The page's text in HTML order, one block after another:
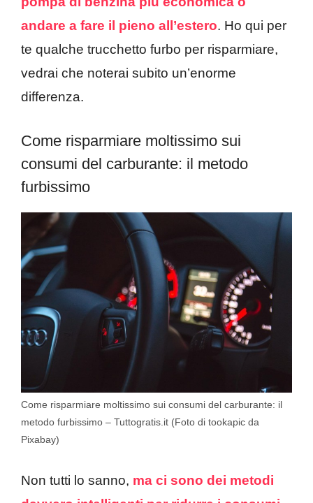
andare a fare il pieno all’estero. Ho qui per
te qualche trucchetto furbo per risparmiare,
vedrai che noterai subito un’enorme
differenza.
Come risparmiare moltissimo sui
consumi del carburante: il metodo
furbissimo
Come risparmiare moltissimo sui consumi del carburante: il
metodo furbissimo – Tuttogratis.it (Foto di tookapic da
Pixabay)
Non tutti lo sanno, ma ci sono dei metodi